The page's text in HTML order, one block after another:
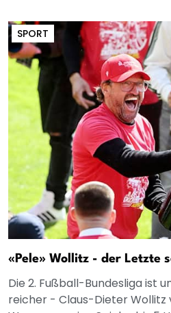
SPORT
«Pele» Wollitz - der Letzte
Die 2. Fußball-Bundesliga ist
reicher - Claus-Dieter Wollitz